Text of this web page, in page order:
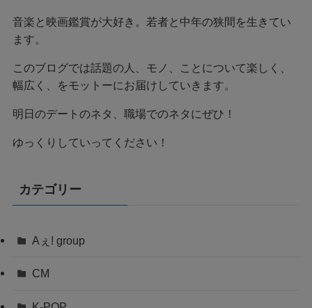
音楽と映画鑑賞が大好き。若者と中年の狭間を生きてい
ます。
このブログでは話題の人、モノ、ことについて楽しく、
幅広く、をモットーにお届けしていきます。
明日のデートのネタ、職場でのネタにぜひ！
ゆっくりしていってください！
カテゴリー
Aぇ! group
CM